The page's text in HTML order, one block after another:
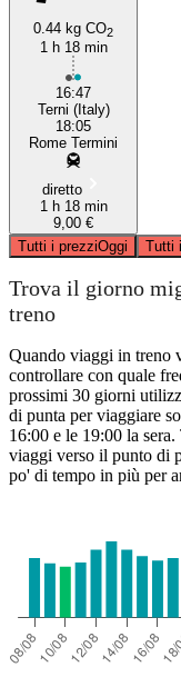
0.44 kg CO2
1 h 18 min
16:47
Terni (Italy)
18:05
Rome Termini
diretto
1 h 18 min
9,00 €
Tutti i prezziOggi Tutti
Trova il giorno
treno
Quando viaggi in treno
controllare con quale
prossimi 30 giorni
di punta per viaggiare
16:00 e le 19:00 la
viaggi verso il punto di
po' di tempo in più per